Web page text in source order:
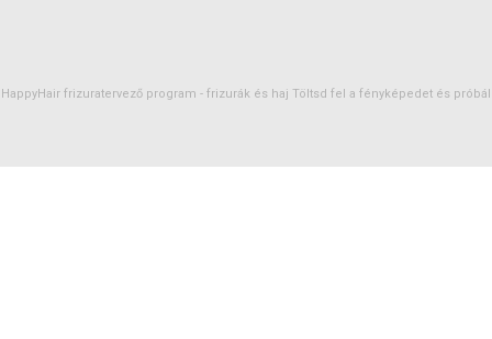
HappyHair frizuratervező program - frizurák és haj Töltsd fel a fényképedet és